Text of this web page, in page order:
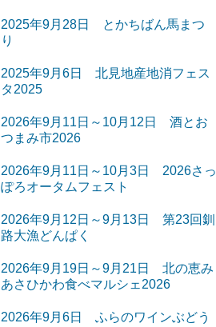
2025年9月28日 とかちばん馬まつ
り
2025年9月6日 北見地産地消フェス
タ2025
2026年9月11日～10月12日 酒とお
つまみ市2026
2026年9月11日～10月3日 2026さっ
ぽろオータムフェスト
2026年9月12日～9月13日 第23回釧
路大漁どんぱく
2026年9月19日～9月21日 北の恵み
あさひかわ食べマルシェ2026
2026年9月6日 ふらのワインぶどう